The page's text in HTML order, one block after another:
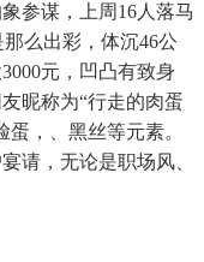
参谋，上周16人落马
么出彩，体沉46公
元，凹凸有致身
昵称为“行走的肉蛋
蛋，、黑丝等元素。
请，无论是职场风、